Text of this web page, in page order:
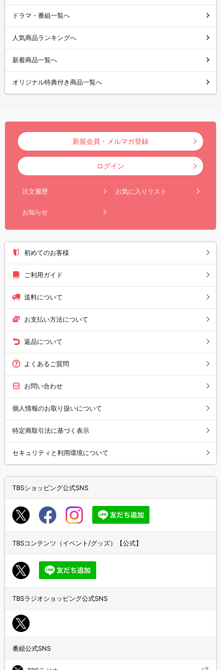
ドラマ・番組一覧へ
人気商品ランキングへ
新着商品一覧へ
オリジナル特典付き商品一覧へ
新規会員・メルマガ登録
ログイン
注文履歴 お気に入りリスト
お知らせ
初めてのお客様
ご利用ガイド
送料について
お支払い方法について
返品について
よくあるご質問
お問い合わせ
個人情報のお取り扱いについて
特定商取引法に基づく表示
セキュリティと利用環境について
TBSショッピング公式SNS
TBSコンテンツ（イベント/グッズ）【公式】
TBSラジオショッピング公式SNS
番組公式SNS